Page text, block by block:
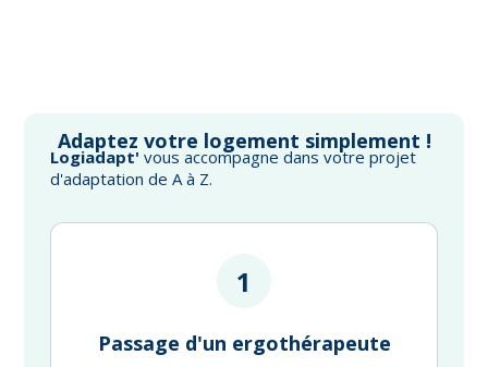
Adaptez votre logement simplement !
Logiadapt' vous accompagne dans votre projet
d'adaptation de A à Z.
1
Passage d'un ergothérapeute